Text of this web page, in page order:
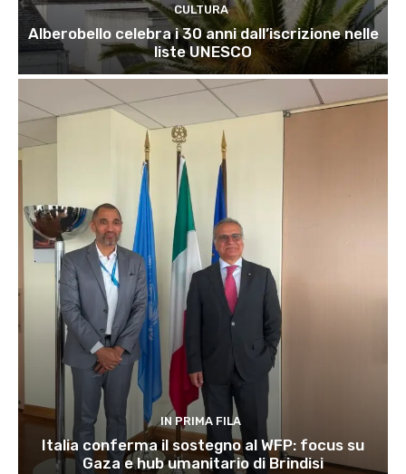
CULTURA
Alberobello celebra i 30 anni dall’iscrizione nelle
liste UNESCO
IN PRIMA FILA
Italia conferma il sostegno al WFP: focus su
Gaza e hub umanitario di Brindisi